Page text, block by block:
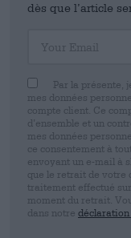
dès que l’article
Par la présente,
mes données
compte client. Ce
d’ensemble et un
mes données
ce consentement à
envoyant un e-mail à
que le retrait de votre
traitement effectué
moment du retrait.
dans notre déclaration